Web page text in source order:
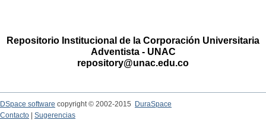
Repositorio Institucional de la Corporación Universitaria
Adventista - UNAC
repository@unac.edu.co
DSpace software copyright © 2002-2015
DuraSpace
Contacto
Sugerencias